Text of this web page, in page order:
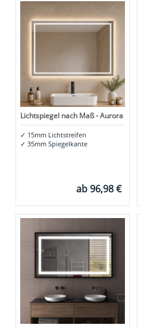
Lichtspiegel nach Maß - Aurora
✓ 15mm Lichtstreifen
✓ 35mm Spiegelkante
ab96,98 €